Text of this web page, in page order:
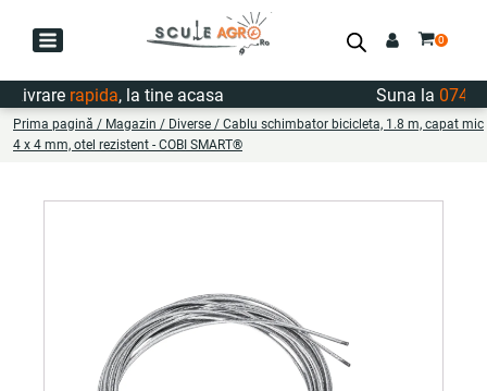
rapida, la tine acasa Suna la
Prima pagină / Magazin / Diverse / Cablu schimbator bicicleta, 1.8 m, capat mic
4 x 4 mm, otel rezistent - COBI SMART®